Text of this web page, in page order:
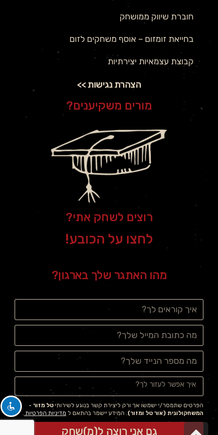
חוברת שיווק ממושחק
בחייאת זומזום – אוסף משחקים לזום
קבוצת עצמאיות יצירתיות
הצהרת נגישות >>
מורים משקיענים?
רוצים לשחק אתי?
לחצו על הכובע!
מהו האתגר שלך בארגון?
הפרטים שתמסר/י ישמשו אך ורק ליצירת קשר בנוגע לשירותי טל מזור -
המשחקולוגית (אור טל ומזור) . המידע יישמר בהתאם ל מדיניות הפרטיות
גם אני רוצה ל(מ)שחק